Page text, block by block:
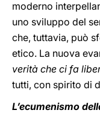
moderno
uno sviluppo del
che, tuttavia, può
etico. La nuova
verità che ci fa
tutti, con spirito di
L’ecumenismo